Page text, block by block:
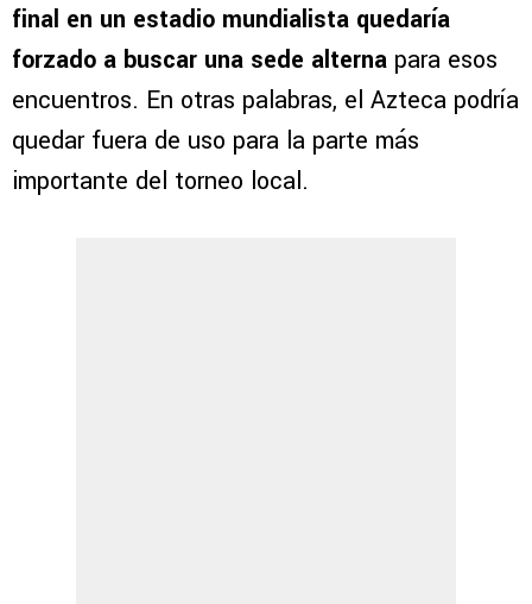
final en un estadio mundialista quedaría
forzado a buscar una sede alterna para esos
encuentros. En otras palabras, el Azteca podría
quedar fuera de uso para la parte más
importante del torneo local.